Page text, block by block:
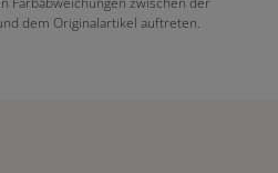
dem Originalartikel auftreten.